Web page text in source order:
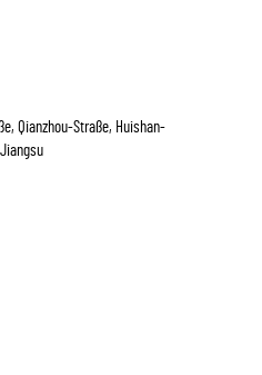
Qianzhou-Straße, Huishan-